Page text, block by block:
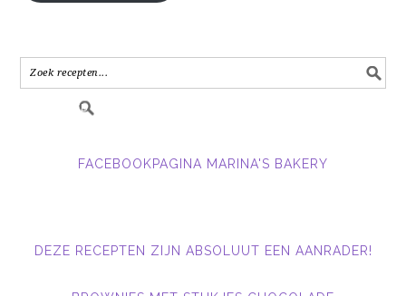
in.....
FACEBOOKPAGINA MARINA'S BAKERY
DEZE RECEPTEN ZIJN ABSOLUUT EEN AANRADER!